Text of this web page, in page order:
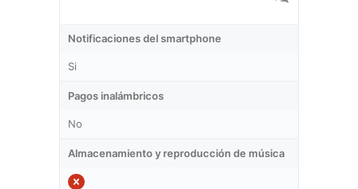
Notificaciones del smartphone
Si
Pagos inalámbricos
No
Almacenamiento y reproducción de música